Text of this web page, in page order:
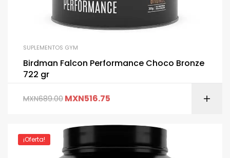
SUPLEMENTOS GYM
Birdman Falcon Performance Choco Bronze
722 gr
MXN689.00 MXN516.75
¡Oferta!